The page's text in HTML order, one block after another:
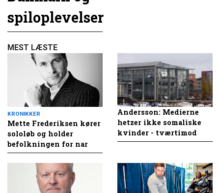
spiloplevelser
MEST LÆSTE
KRONIKKER
Mette Frederiksen kører
sololøb og holder
befolkningen for nar
Andersson: Medierne
hetzer ikke somaliske
kvinder - tværtimod